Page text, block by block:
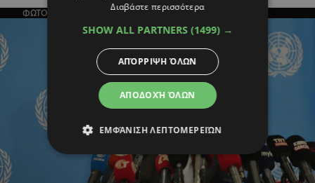
ΦΩΤΟΓΡΑΦΙΑ ΤΗΣ ΗΜΕΡΑΣ
Διαβάστε περισσότερα
SHOW ALL PARTNERS (1499) →
ΑΠΟΔΟΧΉ ΌΛΩΝ
ΑΠΌΡΡΙΨΗ ΌΛΩΝ
ΕΜΦΆΝΙΣΗ ΛΕΠΤΟΜΕΡΕΙΏΝ